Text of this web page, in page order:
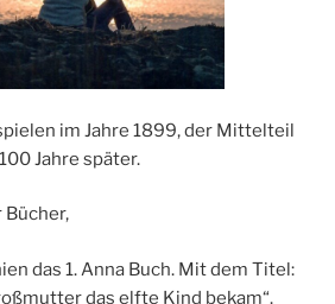
im Jahre 1899, der Mittelteil
100 Jahre später.
das 1. Anna Buch. Mit dem Titel:
das elfte Kind bekam“.